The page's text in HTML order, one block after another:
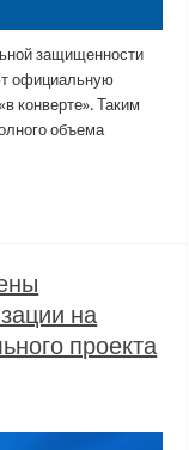
защищенности
официальную
конверте». Таким
объема
на
проекта